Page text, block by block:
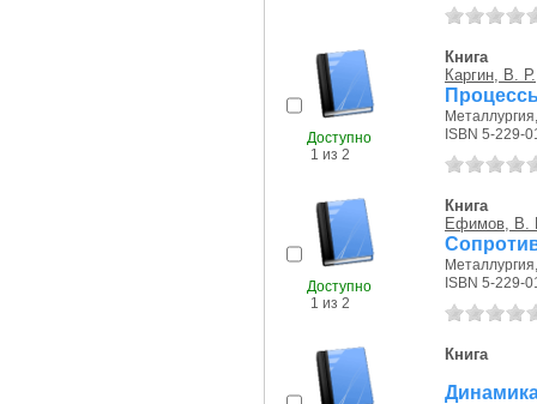
Доступно
1 из 2
Книга
Каргин, В. Р.
ISBN 5-229-
Доступно
1 из 2
Книга
Ефимов, В.
ISBN 5-229-
Книга